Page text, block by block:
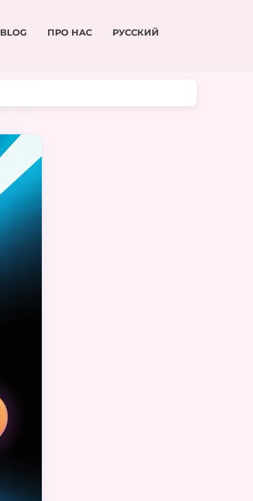
BLOG ПРО НАС РУССКИЙ